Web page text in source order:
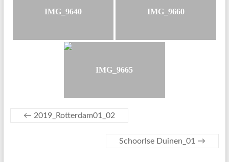
IMG_9640 IMG_9660
IMG_9665
← 2019_Rotterdam01_02
Schoorlse Duinen_01 →